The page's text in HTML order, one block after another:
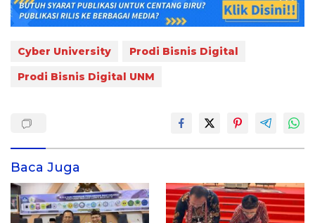
Cyber University
Prodi Bisnis Digital
Prodi Bisnis Digital UNM
Baca Juga